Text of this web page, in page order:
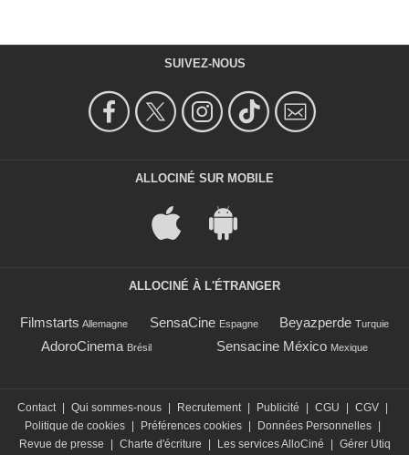
SUIVEZ-NOUS
ALLOCINÉ SUR MOBILE
ALLOCINÉ À L'ÉTRANGER
Filmstarts Allemagne SensaCine Espagne Beyazperde Turquie
AdoroCinema Brésil Sensacine México Mexique
Contact | Qui sommes-nous | Recrutement | Publicité | CGU | CGV |
Politique de cookies | Préférences cookies | Données Personnelles |
Revue de presse
| Charte d'écriture | Les services AlloCiné | Gérer Utiq